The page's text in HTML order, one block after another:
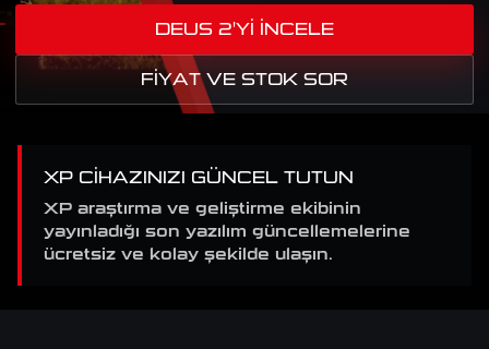
DEUS 2'YI İNCELE
FIYAT VE STOK SOR
XP CIHAZINIZI GÜNCEL TUTUN
XP araştırma ve geliştirme ekibinin
yayınladığı son yazılım güncellemelerine
ücretsiz ve kolay şekilde ulaşın.